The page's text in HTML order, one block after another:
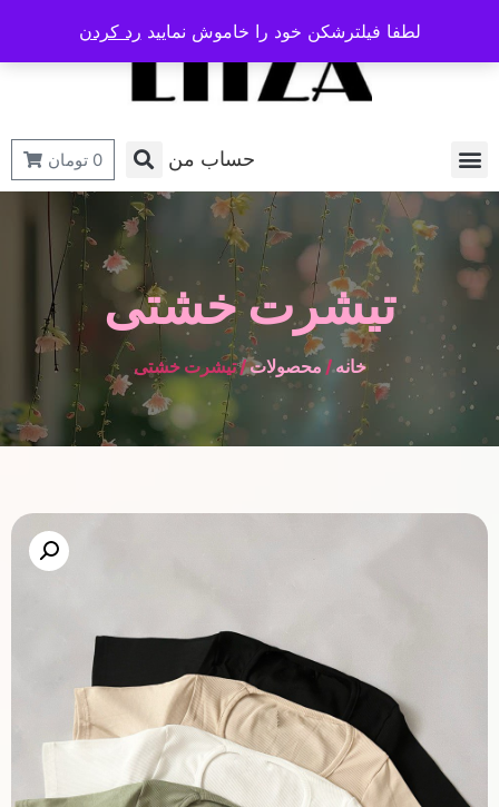
حساب من 0 تومان
تیشرت خشتی
خانه/ محصولات/ تیشرت خشتی
لطفا فیلترشکن خود را خاموش نمایید رد کردن